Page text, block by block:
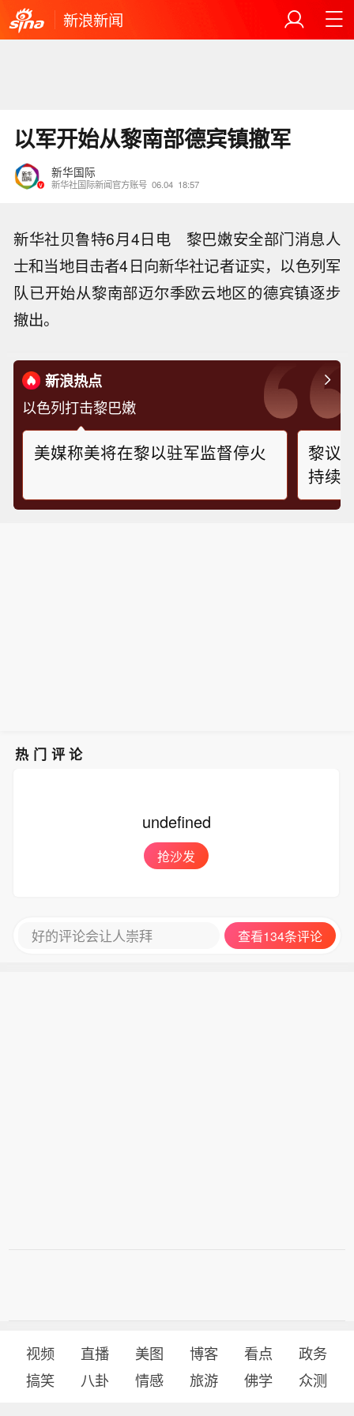
新浪新闻
以军开始从黎南部德宾镇撤军
新华国际
新华社国际新闻官方账号 06.04 18:57
新华社贝鲁特6月4日电 黎巴嫩安全部门消息人
士和当地目击者4日向新华社记者证实，以色列军
队已开始从黎南部迈尔季欧云地区的德宾镇逐步
撤出。
新浪热点
以色列打击黎巴嫩
美媒称美将在黎以驻军监督停火
黎议
持续
热门评论
undefined
抢沙发
好的评论会让人崇拜 查看134条评论
视频 直播 美图 博客 看点
政务
搞笑
八卦 情感 旅游 佛学 众测